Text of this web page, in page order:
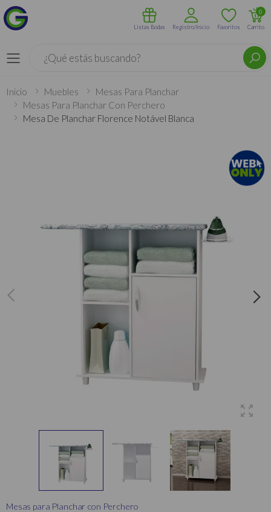
Menú
Listas Bodas Registro/Inicio Favoritos Carrito
0
Inicio Muebles
Mesas Para Planchar
Mesas Para Planchar Con Perchero
Mesa De Planchar Florence Notável Blanca
Mesas para Planchar con Perchero